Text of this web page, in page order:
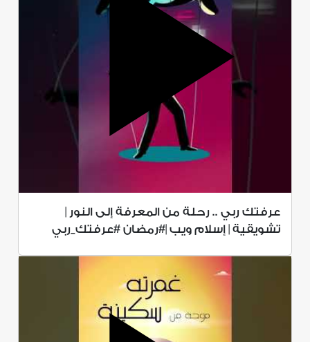
عرفتك ربي .. رحلة من المعرفة إلى النور |
تشويقية | إسلام ويب |#رمضان #عرفتك_ربي